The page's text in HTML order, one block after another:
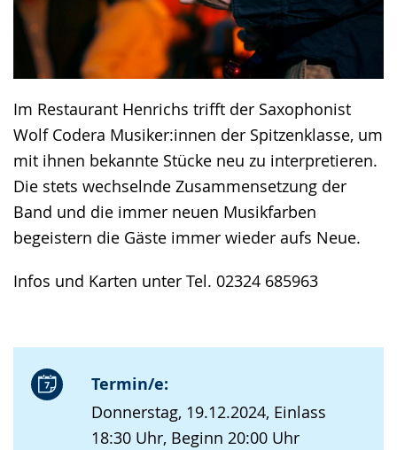
Im Restaurant Henrichs trifft der Saxophonist
Wolf Codera Musiker:innen der Spitzenklasse, um
mit ihnen bekannte Stücke neu zu interpretieren.
Die stets wechselnde Zusammensetzung der
Band und die immer neuen Musikfarben
begeistern die Gäste immer wieder aufs Neue.
Infos und Karten unter Tel. 02324 685963
Termin/e:
Donnerstag, 19.12.2024, Einlass
18:30 Uhr, Beginn 20:00 Uhr